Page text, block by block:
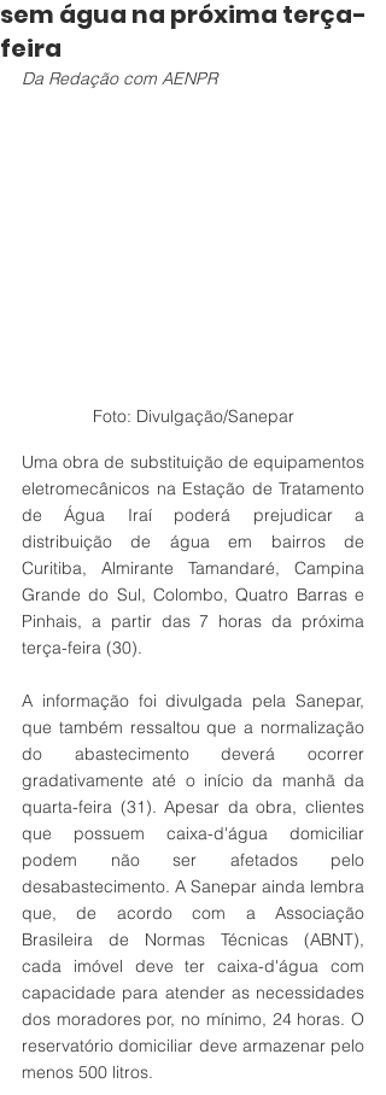
sem água na próxima terça-
feira
Da Redação com AENPR
Foto: Divulgação/Sanepar
Uma obra de substituição de equipamentos
eletromecânicos na Estação de Tratamento
de Água Iraí poderá prejudicar a
distribuição de água em bairros de
Curitiba, Almirante Tamandaré, Campina
Grande do Sul, Colombo, Quatro Barras e
Pinhais, a partir das 7 horas da próxima
terça-feira (30).
A informação foi divulgada pela Sanepar,
que também ressaltou que a normalização
do abastecimento deverá ocorrer
gradativamente até o início da manhã da
quarta-feira (31). Apesar da obra, clientes
que possuem caixa-d'água domiciliar
podem não ser afetados pelo
desabastecimento. A Sanepar ainda lembra
que, de acordo com a Associação
Brasileira de Normas Técnicas (ABNT),
cada imóvel deve ter caixa-d'água com
capacidade para atender as necessidades
dos moradores por, no mínimo, 24 horas. O
reservatório domiciliar deve armazenar pelo
menos 500 litros.